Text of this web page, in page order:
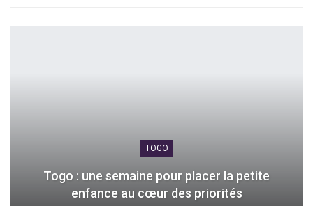
TOGO
Togo : une semaine pour placer la petite
enfance au cœur des priorités